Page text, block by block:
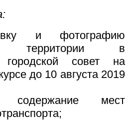
и фотографию
территории в
городской совет на
до 10 августа 2019
содержание мест